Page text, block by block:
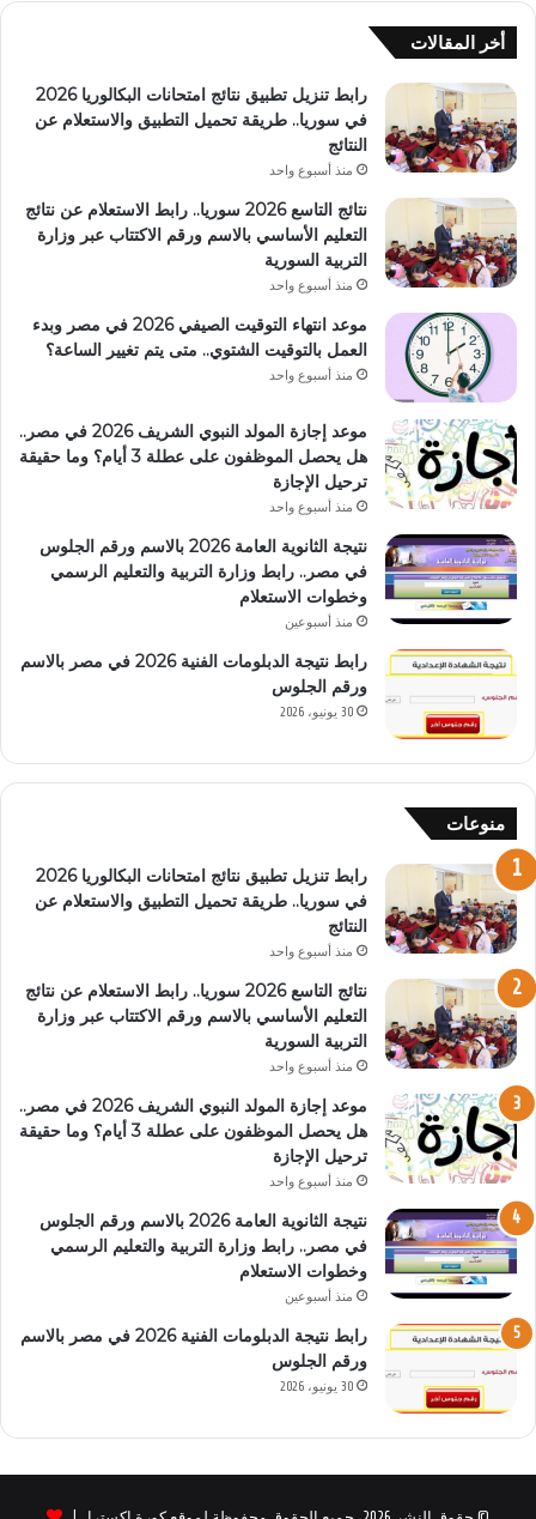
أخر المقالات
رابط تنزيل تطبيق نتائج امتحانات البكالوريا 2026
في سوريا.. طريقة تحميل التطبيق والاستعلام عن
النتائج
منذ أسبوع واحد
نتائج التاسع 2026 سوريا.. رابط الاستعلام عن نتائج
التعليم الأساسي بالاسم ورقم الاكتتاب عبر وزارة
التربية السورية
منذ أسبوع واحد
موعد انتهاء التوقيت الصيفي 2026 في مصر وبدء
العمل بالتوقيت الشتوي.. متى يتم تغيير الساعة؟
منذ أسبوع واحد
موعد إجازة المولد النبوي الشريف 2026 في مصر..
هل يحصل الموظفون على عطلة 3 أيام؟ وما حقيقة
ترحيل الإجازة
منذ أسبوع واحد
نتيجة الثانوية العامة 2026 بالاسم ورقم الجلوس
في مصر.. رابط وزارة التربية والتعليم الرسمي
وخطوات الاستعلام
منذ أسبوعين
رابط نتيجة الدبلومات الفنية 2026 في مصر بالاسم
ورقم الجلوس
30 يونيو، 2026
منوعات
رابط تنزيل تطبيق نتائج امتحانات البكالوريا 2026
في سوريا.. طريقة تحميل التطبيق والاستعلام عن
النتائج
منذ أسبوع واحد
نتائج التاسع 2026 سوريا.. رابط الاستعلام عن نتائج
التعليم الأساسي بالاسم ورقم الاكتتاب عبر وزارة
التربية السورية
منذ أسبوع واحد
موعد إجازة المولد النبوي الشريف 2026 في مصر..
هل يحصل الموظفون على عطلة 3 أيام؟ وما حقيقة
ترحيل الإجازة
منذ أسبوع واحد
نتيجة الثانوية العامة 2026 بالاسم ورقم الجلوس
في مصر.. رابط وزارة التربية والتعليم الرسمي
وخطوات الاستعلام
منذ أسبوعين
رابط نتيجة الدبلومات الفنية 2026 في مصر بالاسم
ورقم الجلوس
30 يونيو، 2026